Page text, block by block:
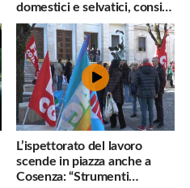
domestici e selvatici, consigli
utili
L’ispettorato del lavoro
scende in piazza anche a
Cosenza: “Strumenti